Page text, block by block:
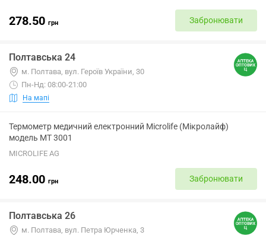
278.50 грн Забронювати
Полтавська 24
м. Полтава, вул. Героїв України, 30
Пн-Нд: 08:00-21:00
На мапі
Термометр медичний електронний Microlife (Мікролайф)
модель МТ 3001
MICROLIFE AG
248.00 грн Забронювати
Полтавська 26
м. Полтава, вул. Петра Юрченка, 3